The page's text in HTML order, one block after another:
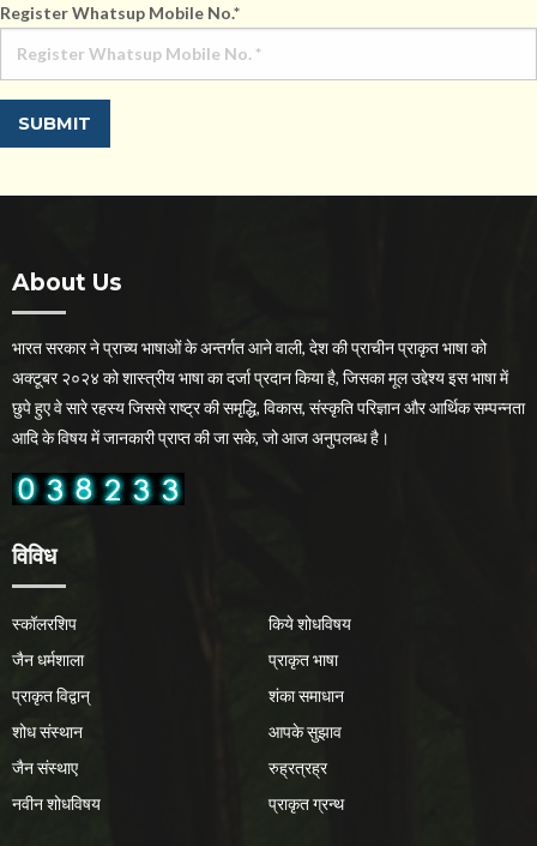
Register Whatsup Mobile No.*
About Us
भारत सरकार ने प्राच्य भाषाओं के अन्तर्गत आने वाली, देश की प्राचीन प्राकृत भाषा को
अक्टूबर २०२४ को शास्त्रीय भाषा का दर्जा प्रदान किया है, जिसका मूल उद्देश्य इस भाषा में
छुपे हुए वे सारे रहस्य जिससे राष्ट्र की समृद्धि, विकास, संस्कृति परिज्ञान और आर्थिक सम्पन्नता
आदि के विषय में जानकारी प्राप्त की जा सके, जो आज अनुपलब्ध है।
विविध
स्कॉलरशिप
जैन धर्मशाला
प्राकृत विद्वान्
शोध संस्थान
जैन संस्थाए
नवीन शोधविषय
किये शोधविषय
प्राकृत भाषा
शंका समाधान
आपके सुझाव
रुह्रत्रह्र
प्राकृत ग्रन्थ